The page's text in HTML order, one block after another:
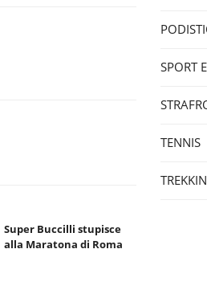
Super Buccilli stupisce
alla Maratona di Roma
SPORT
TENNIS